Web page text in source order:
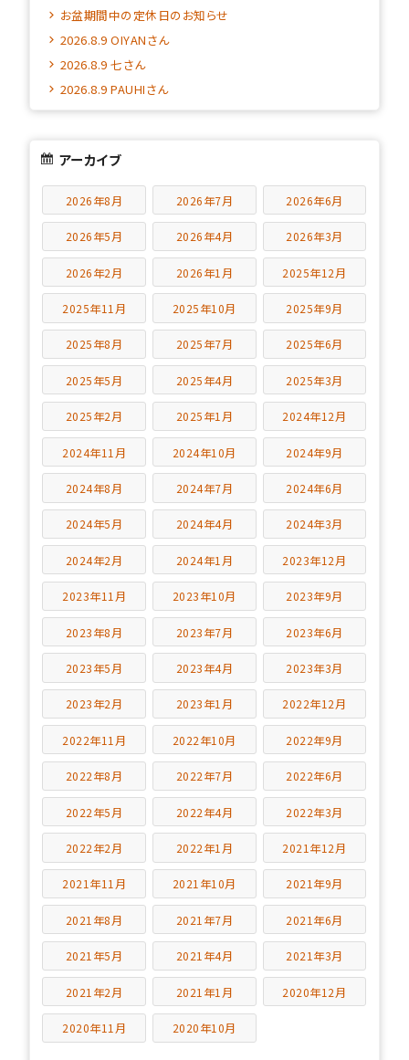
お盆期間中の定休日のお知らせ
2026.8.9 OIYANさん
2026.8.9 七さん
2026.8.9 PAUHIさん
アーカイブ
2026年8月 2026年7月 2026年6月
2026年5月 2026年4月 2026年3月
2026年2月 2026年1月 2025年12月
2025年11月 2025年10月 2025年9月
2025年8月 2025年7月 2025年6月
2025年5月 2025年4月 2025年3月
2025年2月 2025年1月 2024年12月
2024年11月 2024年10月 2024年9月
2024年8月 2024年7月 2024年6月
2024年5月 2024年4月 2024年3月
2024年2月 2024年1月 2023年12月
2023年11月 2023年10月 2023年9月
2023年8月 2023年7月 2023年6月
2023年5月 2023年4月 2023年3月
2023年2月 2023年1月 2022年12月
2022年11月 2022年10月 2022年9月
2022年8月 2022年7月 2022年6月
2022年5月 2022年4月 2022年3月
2022年2月 2022年1月 2021年12月
2021年11月 2021年10月 2021年9月
2021年8月 2021年7月 2021年6月
2021年5月 2021年4月 2021年3月
2021年2月 2021年1月 2020年12月
2020年11月 2020年10月